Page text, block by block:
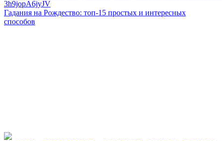
Гадания на Рождество: топ-15 простых и интересных
способов